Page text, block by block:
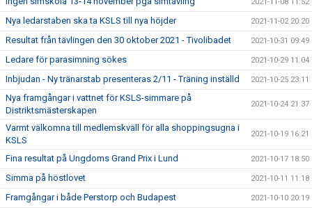
Nya ledarstaben ska ta KSLS till nya höjder 2021-11-02 20:20
Resultat från tävlingen den 30 oktober 2021 - Tivolibadet 2021-10-31 09:49
Ledare för parasimning sökes 2021-10-29 11:04
Inbjudan - Ny tränarstab presenteras 2/11 - Träning inställd 2021-10-25 23:11
Nya framgångar i vattnet för KSLS-simmare på
Distriktsmästerskapen
2021-10-24 21:37
Varmt välkomna till medlemskväll för alla shoppingsugna i
KSLS
2021-10-19 16:21
Fina resultat på Ungdoms Grand Prix i Lund 2021-10-17 18:50
Simma på höstlovet 2021-10-11 11:18
Framgångar i både Perstorp och Budapest 2021-10-10 20:19